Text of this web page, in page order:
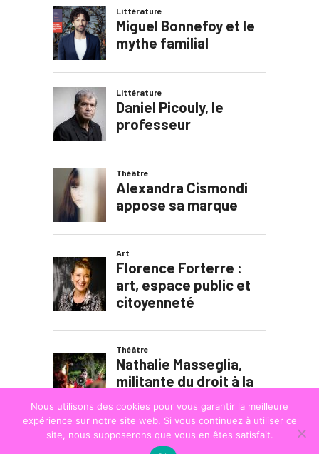
Nous utilisons des cookies pour vous garantir la meilleure
expérience sur notre site web. Si vous continuez à utiliser ce
site, nous supposerons que vous en êtes satisfait.